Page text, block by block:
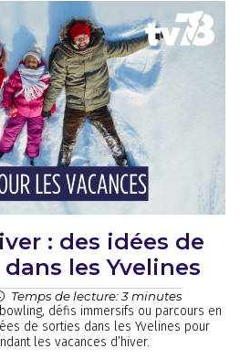
: des idées de
les Yvelines
Temps de lecture: 3 minutes
défis immersifs ou parcours en
de sorties dans les Yvelines pour
les vacances d’hiver.